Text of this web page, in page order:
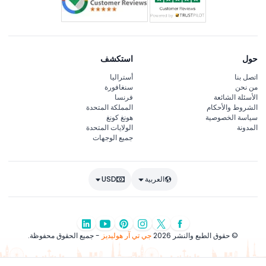
حول
اتصل بنا
من نحن
الأسئلة الشائعة
الشروط والأحكام
سياسة الخصوصية
المدونة
استكشف
أستراليا
سنغافورة
فرنسا
المملكة المتحدة
هونغ كونغ
الولايات المتحدة
جميع الوجهات
العربية USD
© حقوق الطبع والنشر 2026 جي تي آر هوليديز - جميع الحقوق محفوظة.